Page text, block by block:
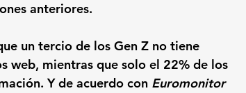
anteriores.
un tercio de los Gen Z no tiene
web, mientras que solo el 22% de los
Y de acuerdo con Euromonitor